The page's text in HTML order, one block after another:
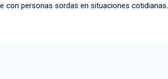
con personas sordas en situaciones cotidianas.